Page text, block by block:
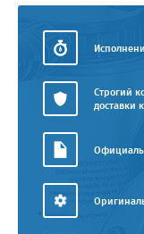
Строгий
доставки